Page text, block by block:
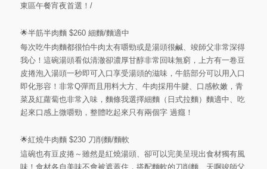
東區午餐宵夜首選！/
🌟半筋半肉麵 $260 細麵/麵適中
每次吃牛肉麵都很怕牛肉太有嚼勁或是湯頭很鹹、竣師父非常深得
我心！這碗湯頭看似清澈卻濃厚甘醇非常回味無窮，上方有一卷豆
皮捲泡入湯頭一秒即可入口享受湯頭的滋味，牛筋部分可以用入口
即化形容！非常Q彈而且用料大方、牛肉採用牛腱、口感軟嫩，青
菜及紅蘿蔔也非常入味，麵條我選擇細麵（日式拉麵）麵適中、吃
起來口感上微嚼勁，整體吃起來只有兩個字 過癮！
🌟紅燒牛肉麵 $230 刀削麵/麵軟
這碗也有豆皮捲～雖然是紅燒湯頭、卻可以完美呈現出食材獨有風
味！食材各自美味不會被遮蓋住，搭配麵軟的刀削麵、天啊竣師父